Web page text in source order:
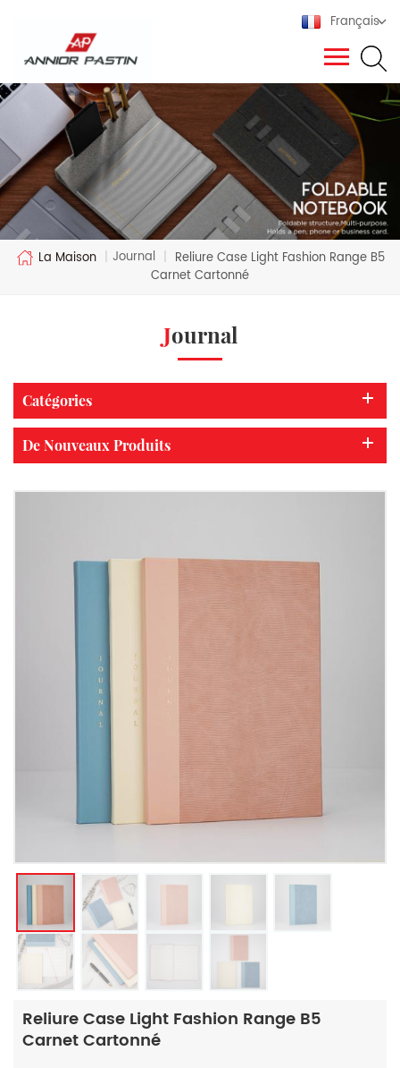
Français
La Maison | Journal | Reliure Case Light Fashion Range B5
Carnet Cartonné
Journal
Catégories
De Nouveaux Produits
Reliure Case Light Fashion Range B5
Carnet Cartonné